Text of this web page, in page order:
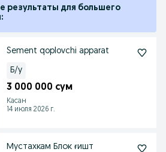
результаты для большего
Sement qoplovchi apparat
Б/у
3 000 000 сум
Касан
14 июля 2026 г.
Мустахкам Блок ғишт